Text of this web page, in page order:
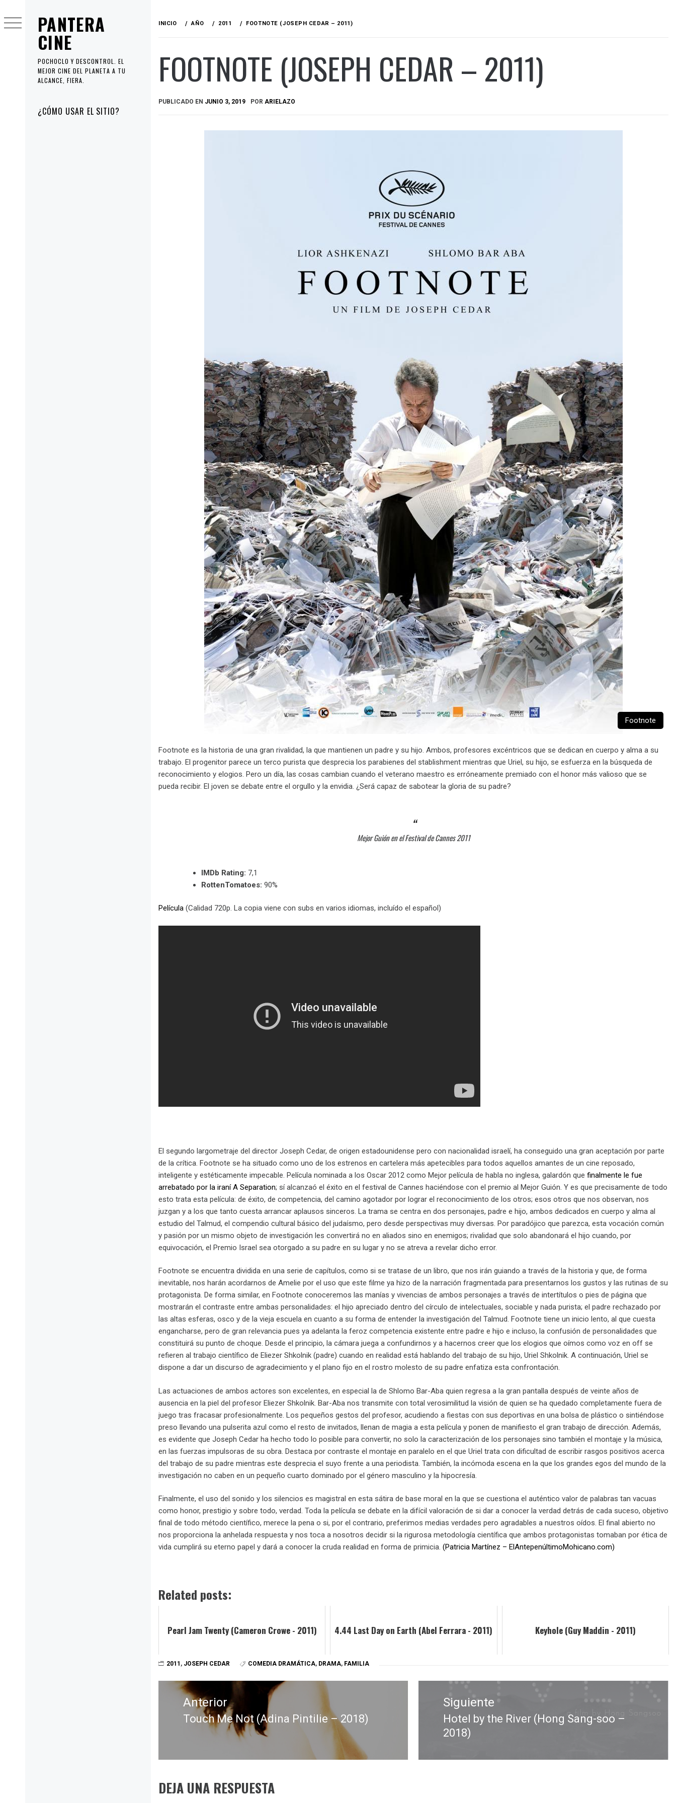
PANTERA
CINE
POCHOCLO Y DESCONTROL. EL
MEJOR CINE DEL PLANETA A TU
ALCANCE, FIERA.
principal
¿CÓMO USAR EL SITIO?
al
contenido
INICIO AÑO 2011 FOOTNOTE (JOSEPH CEDAR – 2011)
FOOTNOTE (JOSEPH CEDAR – 2011)
PUBLICADO EN JUNIO 3, 2019 POR ARIELAZO
Footnote
Footnote es la historia de una gran rivalidad, la que mantienen un padre y su hijo. Ambos, profesores excéntricos que se dedican en cuerpo y alma a su
trabajo. El progenitor parece un terco purista que desprecia los parabienes del stablishment mientras que Uriel, su hijo, se esfuerza en la búsqueda de
reconocimiento y elogios. Pero un día, las cosas cambian cuando el veterano maestro es erróneamente premiado con el honor más valioso que se
pueda recibir. El joven se debate entre el orgullo y la envidia. ¿Será capaz de sabotear la gloria de su padre?
Mejor Guión en el Festival de Cannes 2011
IMDb Rating: 7,1
RottenTomatoes: 90%
Película (Calidad 720p. La copia viene con subs en varios idiomas, incluído el español)
El segundo largometraje del director Joseph Cedar, de origen estadounidense pero con nacionalidad israelí, ha conseguido una gran aceptación por parte
de la crítica. Footnote se ha situado como uno de los estrenos en cartelera más apetecibles para todos aquellos amantes de un cine reposado,
inteligente y estéticamente impecable. Película nominada a los Oscar 2012 como Mejor película de habla no inglesa, galardón que finalmente le fue
arrebatado por la iraní A Separation; sí alcanzaó el éxito en el festival de Cannes haciéndose con el premio al Mejor Guión. Y es que precisamente de todo
esto trata esta película: de éxito, de competencia, del camino agotador por lograr el reconocimiento de los otros; esos otros que nos observan, nos
juzgan y a los que tanto cuesta arrancar aplausos sinceros. La trama se centra en dos personajes, padre e hijo, ambos dedicados en cuerpo y alma al
estudio del Talmud, el compendio cultural básico del judaísmo, pero desde perspectivas muy diversas. Por paradójico que parezca, esta vocación común
y pasión por un mismo objeto de investigación les convertirá no en aliados sino en enemigos; rivalidad que solo abandonará el hijo cuando, por
equivocación, el Premio Israel sea otorgado a su padre en su lugar y no se atreva a revelar dicho error.
Footnote se encuentra dividida en una serie de capítulos, como si se tratase de un libro, que nos irán guiando a través de la historia y que, de forma
inevitable, nos harán acordarnos de Amelie por el uso que este filme ya hizo de la narración fragmentada para presentarnos los gustos y las rutinas de su
protagonista. De forma similar, en Footnote conoceremos las manías y vivencias de ambos personajes a través de intertítulos o pies de página que
mostrarán el contraste entre ambas personalidades: el hijo apreciado dentro del círculo de intelectuales, sociable y nada purista; el padre rechazado por
las altas esferas, osco y de la vieja escuela en cuanto a su forma de entender la investigación del Talmud. Footnote tiene un inicio lento, al que cuesta
engancharse, pero de gran relevancia pues ya adelanta la feroz competencia existente entre padre e hijo e incluso, la confusión de personalidades que
constituirá su punto de choque. Desde el principio, la cámara juega a confundirnos y a hacernos creer que los elogios que oímos como voz en off se
refieren al trabajo científico de Eliezer Shkolnik (padre) cuando en realidad está hablando del trabajo de su hijo, Uriel Shkolnik. A continuación, Uriel se
dispone a dar un discurso de agradecimiento y el plano fijo en el rostro molesto de su padre enfatiza esta confrontación.
Las actuaciones de ambos actores son excelentes, en especial la de Shlomo Bar-Aba quien regresa a la gran pantalla después de veinte años de
ausencia en la piel del profesor Eliezer Shkolnik. Bar-Aba nos transmite con total verosimilitud la visión de quien se ha quedado completamente fuera de
juego tras fracasar profesionalmente. Los pequeños gestos del profesor, acudiendo a fiestas con sus deportivas en una bolsa de plástico o sintiéndose
preso llevando una pulserita azul como el resto de invitados, llenan de magia a esta película y ponen de manifiesto el gran trabajo de dirección. Además,
es evidente que Joseph Cedar ha hecho todo lo posible para convertir, no solo la caracterización de los personajes sino también el montaje y la música,
en las fuerzas impulsoras de su obra. Destaca por contraste el montaje en paralelo en el que Uriel trata con dificultad de escribir rasgos positivos acerca
del trabajo de su padre mientras este desprecia el suyo frente a una periodista. También, la incómoda escena en la que los grandes egos del mundo de la
investigación no caben en un pequeño cuarto dominado por el género masculino y la hipocresía.
Finalmente, el uso del sonido y los silencios es magistral en esta sátira de base moral en la que se cuestiona el auténtico valor de palabras tan vacuas
como honor, prestigio y sobre todo, verdad. Toda la película se debate en la difícil valoración de si dar a conocer la verdad detrás de cada suceso, objetivo
final de todo método científico, merece la pena o si, por el contrario, preferimos medias verdades pero agradables a nuestros oídos. El final abierto no
nos proporciona la anhelada respuesta y nos toca a nosotros decidir si la rigurosa metodología científica que ambos protagonistas tomaban por ética de
vida cumplirá su eterno papel y dará a conocer la cruda realidad en forma de primicia. (Patricia Martínez – ElAntepenúltimoMohicano.com)
Related posts:
Pearl Jam Twenty (Cameron Crowe - 2011) 4.44 Last Day on Earth (Abel Ferrara - 2011) Keyhole (Guy Maddin - 2011)
2011 , JOSEPH CEDAR COMEDIA DRAMÁTICA, DRAMA, FAMILIA
Navegación
entradas
Anterior
Entrada
Touch Me Not (Adina Pintilie – 2018)
Siguiente
Entrada
siguiente:
Hotel by the River (Hong Sang-soo –
2018)
DEJA UNA RESPUESTA